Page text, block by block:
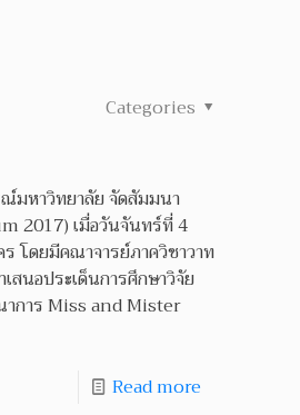
Categories
ณ์มหาวิทยาลัย จัดสัมมนา
2017) เมื่อวันจันทร์ที่ 4
โดยมีคณาจารย์ภาควิชาวาท
สนอประเด็นการศึกษาวิจัย
การ Miss and Mister
Read more